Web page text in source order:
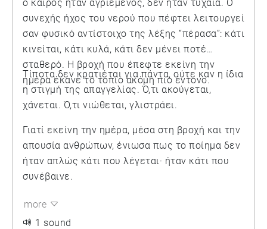
ο καιρός ήταν αγριεμένος, δεν ήταν τυχαία. Ο
συνεχής ήχος του νερού που πέφτει λειτουργεί
σαν φυσικό αντίστοιχο της λέξης “πέρασα”: κάτι
κινείται, κάτι κυλά, κάτι δεν μένει ποτέ
σταθερό. Η βροχή που έπεφτε εκείνη την
ημέρα έκανε το τοπίο ακόμη πιο έντονο.
Τίποτα δεν κρατιέται για πάντα, ούτε καν η ίδια
η στιγμή της απαγγελίας. Ό,τι ακούγεται,
χάνεται. Ό,τι νιώθεται, γλιστράει.
Γιατί εκείνη την ημέρα, μέσα στη βροχή και την
απουσία ανθρώπων, ένιωσα πως το ποίημα δεν
ήταν απλώς κάτι που λέγεται· ήταν κάτι που
συνέβαινε.
more
1 sound